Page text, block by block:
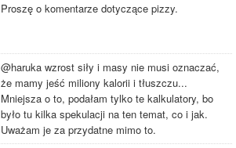
Proszę o komentarze dotyczące pizzy.
@haruka wzrost siły i masy nie musi oznaczać,
że mamy jeść miliony kalorii i tłuszczu...
Mniejsza o to, podałam tylko te kalkulatory, bo
było tu kilka spekulacji na ten temat, co i jak.
Uważam je za przydatne mimo to.